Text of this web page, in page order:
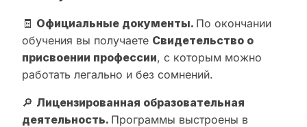
🧾 Официальные документы. По окончании
обучения вы получаете Свидетельство о
присвоении профессии, с которым можно
работать легально и без сомнений.
🔎 Лицензированная образовательная
деятельность. Программы выстроены в